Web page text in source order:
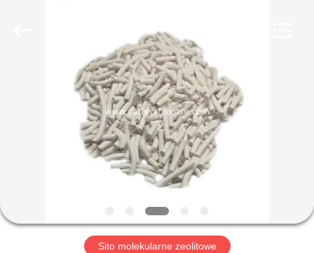
PRODUKTY
WYCIECZKA
Sito molekularne zeolitowe